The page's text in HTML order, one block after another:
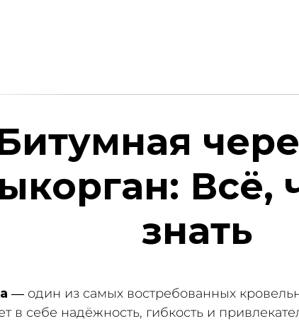
Всё,
знать
— один из самых востребованных
в себе надёжность, гибкость и